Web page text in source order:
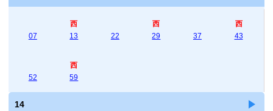
07
西
13
22
西
29
37
西
43
52
西
59
14